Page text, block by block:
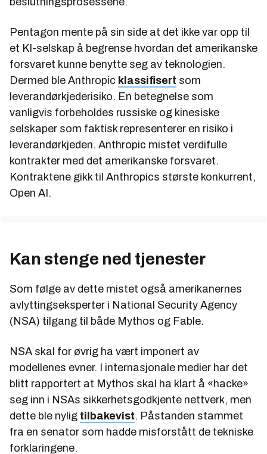
Pentagon mente på sin side at det ikke var opp til
et KI-selskap å begrense hvordan det amerikanske
forsvaret kunne benytte seg av teknologien.
Dermed ble Anthropic klassifisert som
leverandørkjederisiko. En betegnelse som
vanligvis forbeholdes russiske og kinesiske
selskaper som faktisk representerer en risiko i
leverandørkjeden. Anthropic mistet verdifulle
kontrakter med det amerikanske forsvaret.
Kontraktene gikk til Anthropics største konkurrent,
Open AI.
Kan stenge ned tjenester
Som følge av dette mistet også amerikanernes
avlyttingseksperter i National Security Agency
(NSA) tilgang til både Mythos og Fable.
NSA skal for øvrig ha vært imponert av
modellenes evner. I internasjonale medier har det
blitt rapportert at Mythos skal ha klart å «hacke»
seg inn i NSAs sikkerhetsgodkjente nettverk, men
dette ble nylig tilbakevist. Påstanden stammet
fra en senator som hadde misforstått de tekniske
forklaringene.